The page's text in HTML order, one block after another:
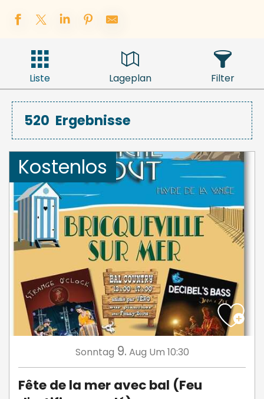
Liste Lageplan Filter
520 Ergebnisse
Kostenlos
Sonntag 9. Aug Um 10:30
Fête de la mer avec bal (Feu